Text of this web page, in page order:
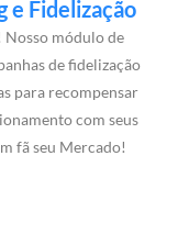
e Fidelização
módulo de
de fidelização
para recompensar
com seus
fã seu Mercado!